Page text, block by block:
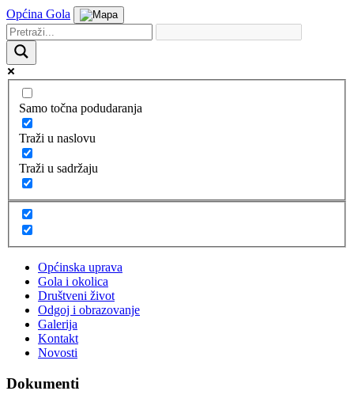
Općina Gola
Samo točna podudaranja
Traži u naslovu
Traži u sadržaju
Općinska uprava
Gola i okolica
Društveni život
Odgoj i obrazovanje
Galerija
Kontakt
Novosti
Dokumenti